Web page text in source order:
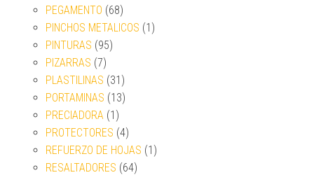
PEGAMENTO (68)
PINCHOS METALICOS (1)
PINTURAS (95)
PIZARRAS (7)
PLASTILINAS (31)
PORTAMINAS (13)
PRECIADORA (1)
PROTECTORES (4)
REFUERZO DE HOJAS (1)
RESALTADORES (64)